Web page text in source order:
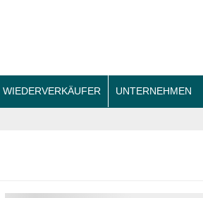
WIEDERVERKÄUFER
UNTERNEHMEN